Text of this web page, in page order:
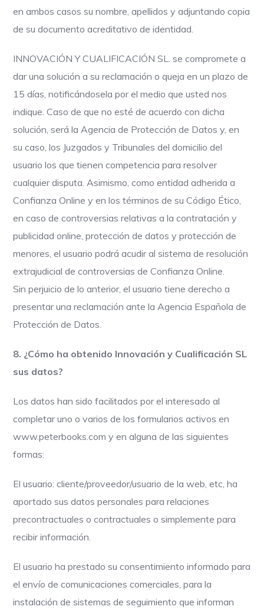
en ambos casos su nombre, apellidos y adjuntando copia
de su documento acreditativo de identidad.
INNOVACIÓN Y CUALIFICACIÓN SL. se compromete a
dar una solución a su reclamación o queja en un plazo de
15 días, notificándosela por el medio que usted nos
indique. Caso de que no esté de acuerdo con dicha
solución, será la Agencia de Protección de Datos y, en
su caso, los Juzgados y Tribunales del domicilio del
usuario los que tienen competencia para resolver
cualquier disputa. Asimismo, como entidad adherida a
Confianza Online y en los términos de su Código Ético,
en caso de controversias relativas a la contratación y
publicidad online, protección de datos y protección de
menores, el usuario podrá acudir al sistema de resolución
extrajudicial de controversias de Confianza Online.
Sin perjuicio de lo anterior, el usuario tiene derecho a
presentar una reclamación ante la Agencia Española de
Protección de Datos.
8. ¿Cómo ha obtenido Innovación y Cualificación SL
sus datos?
Los datos han sido facilitados por el interesado al
completar uno o varios de los formularios activos en
www.peterbooks.com y en alguna de las siguientes
formas:
El usuario: cliente/proveedor/usuario de la web, etc, ha
aportado sus datos personales para relaciones
precontractuales o contractuales o simplemente para
recibir información.
El usuario ha prestado su consentimiento informado para
el envío de comunicaciones comerciales, para la
instalación de sistemas de seguimiento que informan